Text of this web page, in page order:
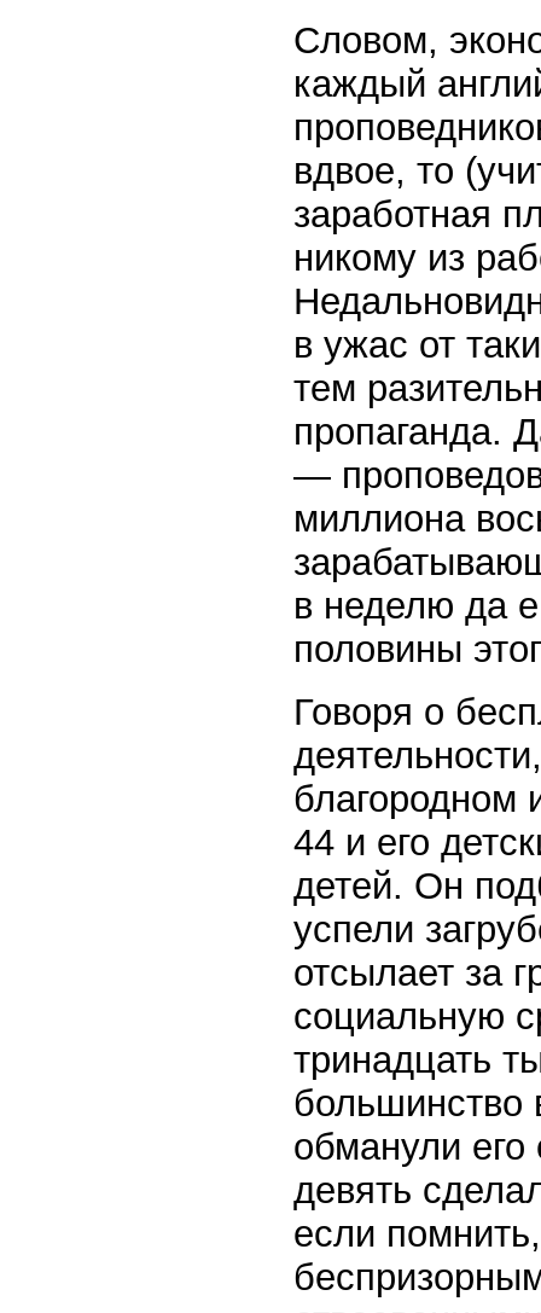
Словом,
каждый
вдвое, то
заработная
никому из
в ужас от
тем
пропаганда.
—
миллиона
в неделю да
половины
Говоря о
благородном
44 и его
детей. Он
успели
отсылает за
социальную
тринадцать
большинство
обманули
девять
если